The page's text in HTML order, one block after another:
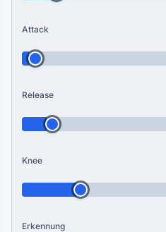
Attack
Release
Knee
Erkennung